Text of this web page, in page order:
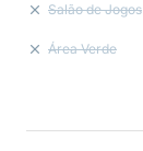
Salão de Jogos
Área Verde